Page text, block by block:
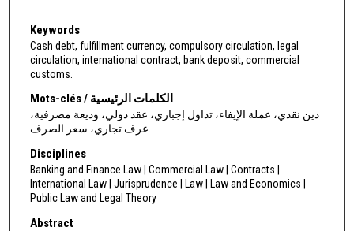
Keywords
Cash debt, fulfillment currency, compulsory circulation, legal
circulation, international contract, bank deposit, commercial
customs.
Mots-clés / الكلمات الرئيسية
دين نقدي، عملة الإيفاء، تداول إجباري، عقد دولي، وديعة مصرفية،
عرف تجاري، سعر الصرف.
Disciplines
Banking and Finance Law | Commercial Law | Contracts |
International Law | Jurisprudence | Law | Law and Economics |
Public Law and Legal Theory
Abstract